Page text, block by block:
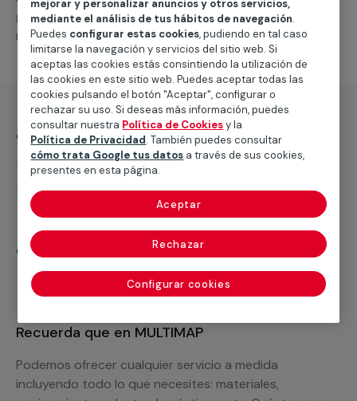
grandes electrodomésticos, así como los materiales
necesarios para su reparación.
¿Qué incluye?
Desplazamiento
Mano de obra de reparación
¿Qué no incluye?
Recuerda que en MULTIMAP
Podemos ofrecer cualquier servicio a medida
incluyendo todo lo que necesites: materiales,
mejorar y personalizar anuncios y otros servicios,
mediante el análisis de tus hábitos de navegación.
Puedes configurar estas cookies, pudiendo en tal caso
limitarse la navegación y servicios del sitio web. Si
aceptas las cookies estás consintiendo la utilización de
las cookies en este sitio web. Puedes aceptar todas las
cookies pulsando el botón "Aceptar", configurar o
rechazar su uso. Si deseas más información, puedes
consultar nuestra Política de Cookiesy la
Política de Privacidad. También puedes consultar
cómo trata Google tus datos a través de sus cookies,
presentes en esta página.
Configurar cookies
Rechazar
Aceptar